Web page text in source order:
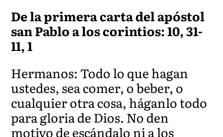
De la primera carta del apóstol
san Pablo a los corintios: 10, 31-
11, 1
Hermanos: Todo lo que hagan
ustedes, sea comer, o beber, o
cualquier otra cosa, háganlo todo
para gloria de Dios. No den
motivo de escándalo ni a los